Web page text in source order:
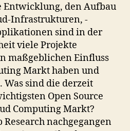
Entwicklung, den Aufbau
Infrastrukturen, -
sind in der
viele Projekte
maßgeblichen Einfluss
Markt haben und
sind die derzeit
Open Source
Computing Markt?
Research nachgegangen